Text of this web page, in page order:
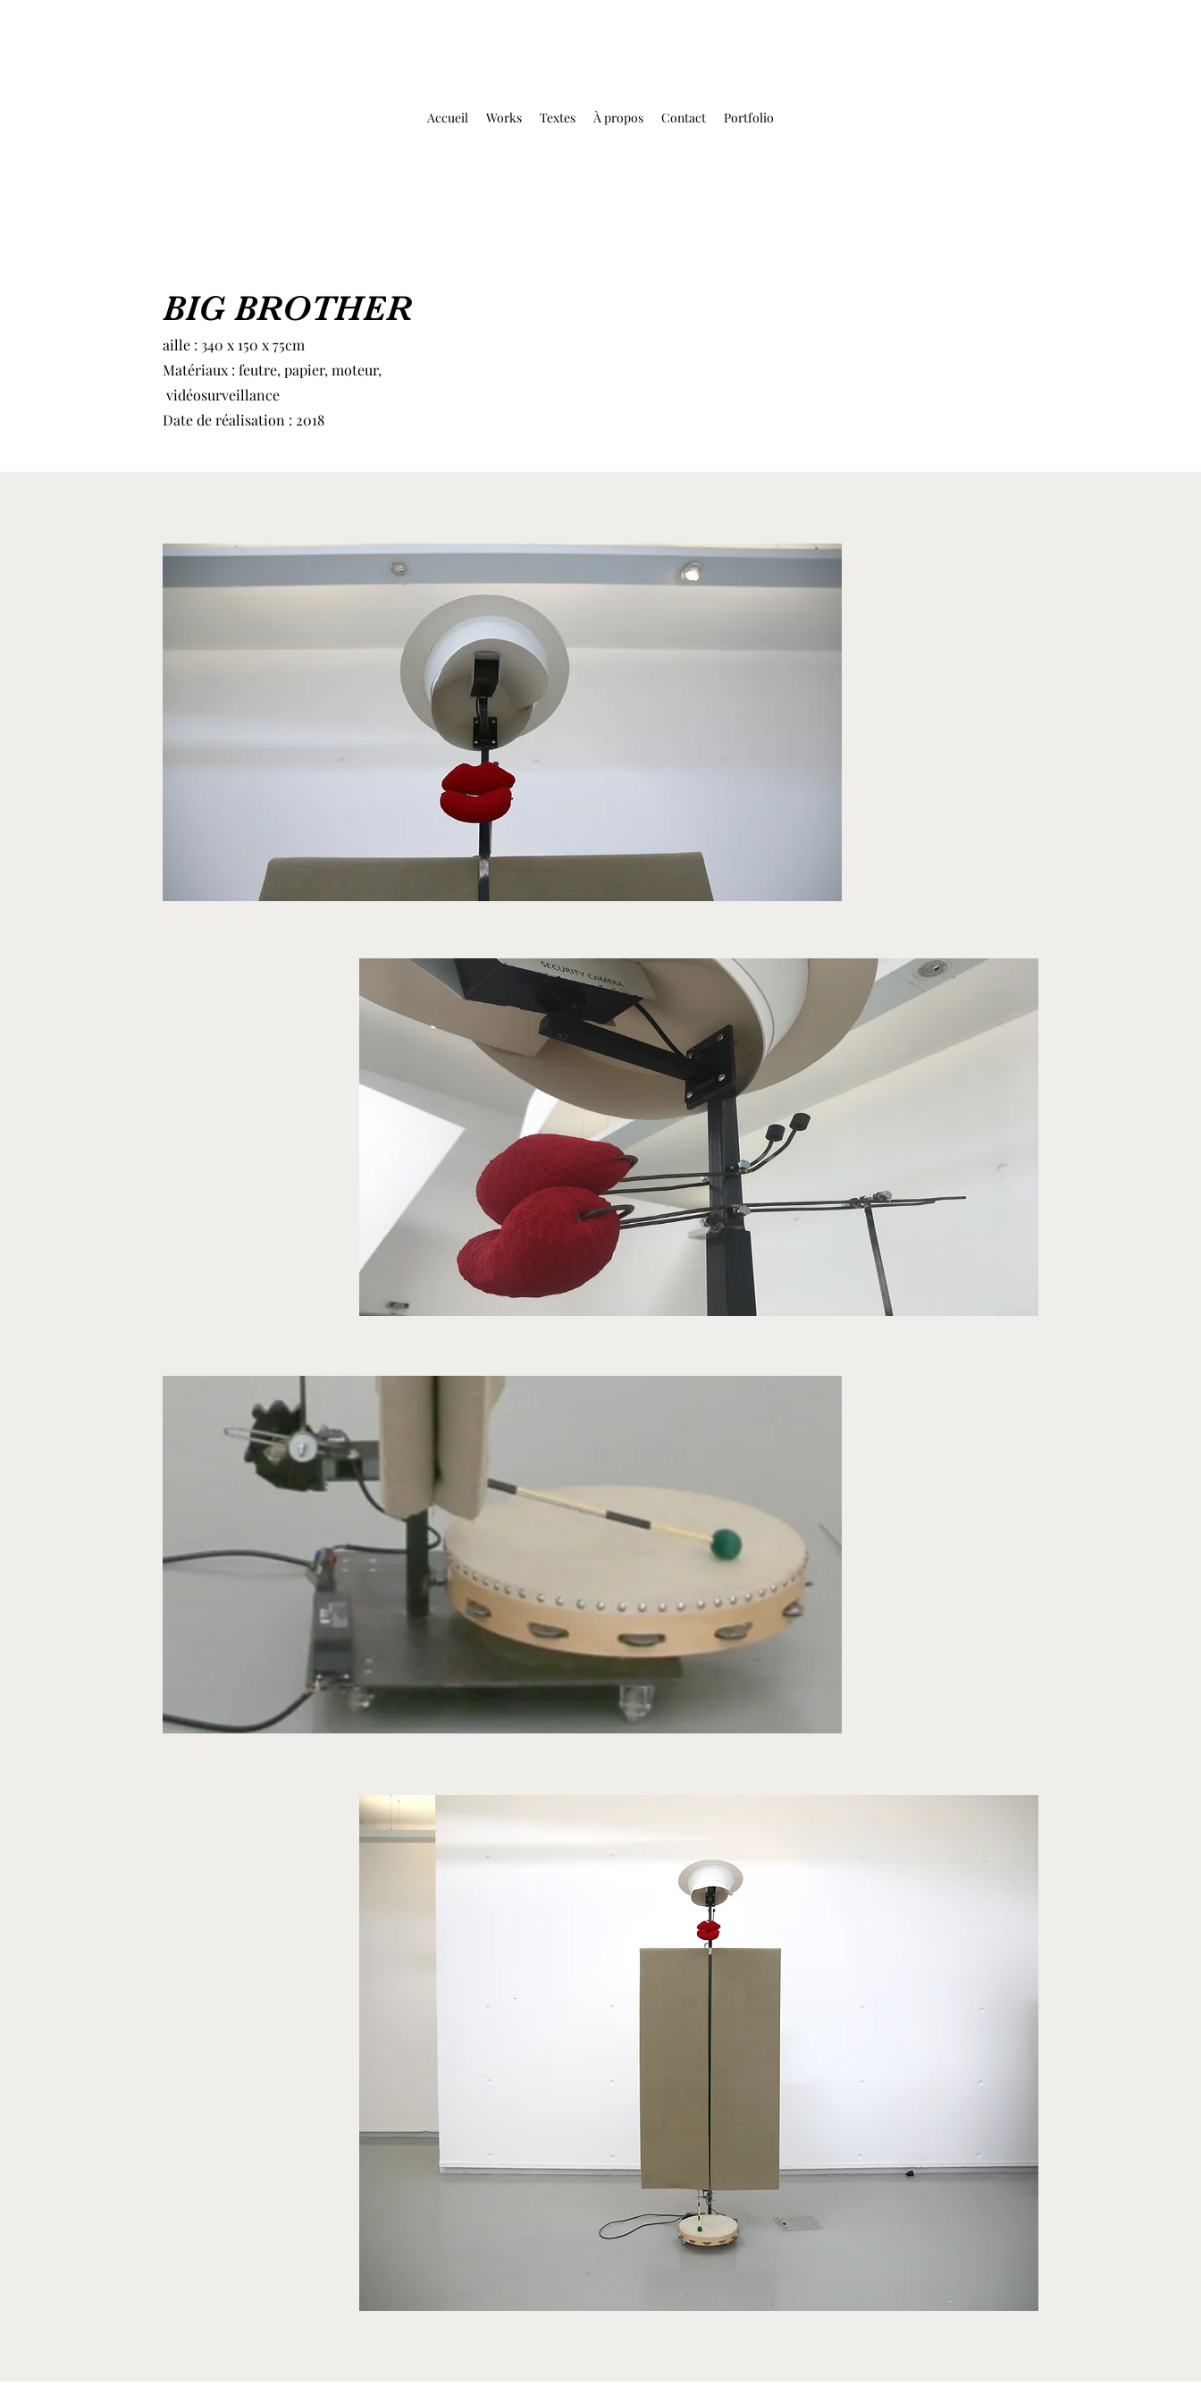
Accueil Works Textes À propos Contact Portfolio
BIG BROTHER
aille : 340 x 150 x 75cm
Matériaux : feutre, papier, moteur,
vidéosurveillance
Date de réalisation : 2018